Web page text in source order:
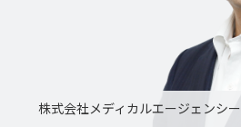
株式会社メディカルエージェンシー